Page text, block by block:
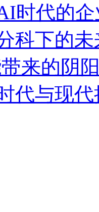
时代的
科下的
来的阴
代与现